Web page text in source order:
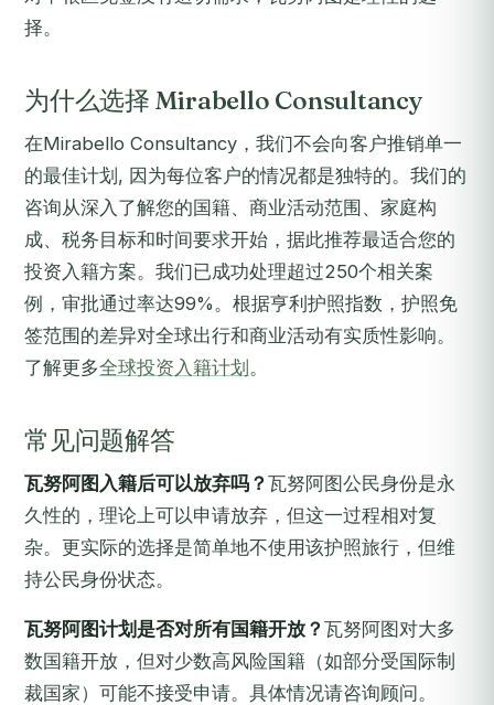
择。
为什么选择 Mirabello Consultancy
在Mirabello Consultancy，我们不会向客户推销单一
的最佳计划, 因为每位客户的情况都是独特的。我们的
咨询从深入了解您的国籍、商业活动范围、家庭构
成、税务目标和时间要求开始，据此推荐最适合您的
投资入籍方案。我们已成功处理超过250个相关案
例，审批通过率达99%。根据亨利护照指数，护照免
签范围的差异对全球出行和商业活动有实质性影响。
了解更多全球投资入籍计划 。
常见问题解答
瓦努阿图入籍后可以放弃吗？ 瓦努阿图公民身份是永
久性的，理论上可以申请放弃，但这一过程相对复
杂。更实际的选择是简单地不使用该护照旅行，但维
持公民身份状态。
瓦努阿图计划是否对所有国籍开放？ 瓦努阿图对大多
数国籍开放，但对少数高风险国籍（如部分受国际制
裁国家）可能不接受申请。具体情况请咨询顾问。